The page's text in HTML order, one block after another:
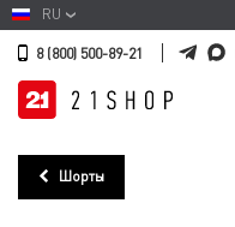
RU
8 (800) 500-89-21
Шорты